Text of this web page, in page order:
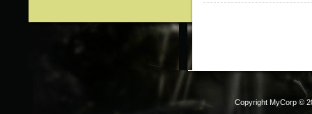
Copyright MyCorp ©